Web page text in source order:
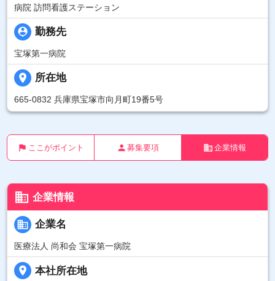
病院 訪問看護ステーション
person_pin 勤務先
宝塚第一病院
place 所在地
665-0832 兵庫県宝塚市向月町19番5号
flag ここがポイント person 募集要項 business 企業情報
business 企業情報
business 企業名
医療法人 尚和会 宝塚第一病院
place 本社所在地